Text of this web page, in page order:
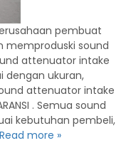
pembuat
sound
attenuator intake
dengan ukuran,
attenuator intake
. Semua sound
kebutuhan pembeli,
Read more »